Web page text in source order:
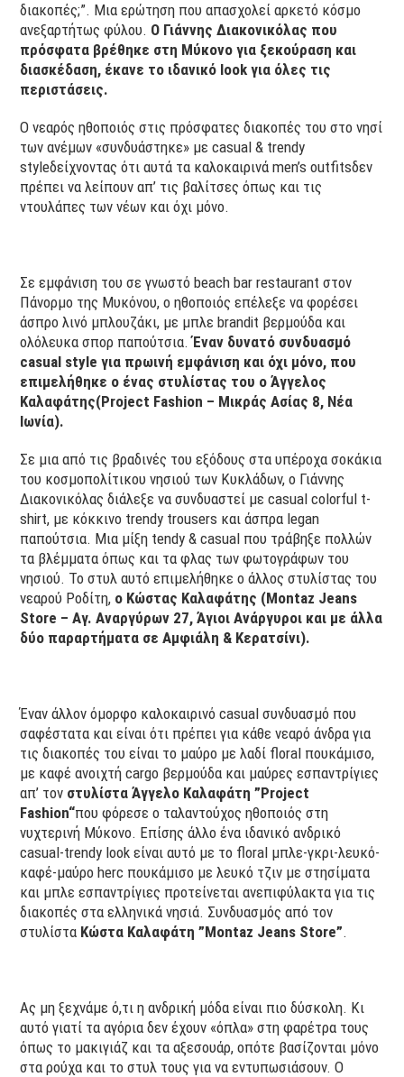
διακοπές;”. Μια ερώτηση που απασχολεί αρκετό κόσμο
ανεξαρτήτως φύλου. Ο Γιάννης Διακονικόλας που
πρόσφατα βρέθηκε στη Μύκονο για ξεκούραση και
διασκέδαση, έκανε το ιδανικό look για όλες τις
περιστάσεις.
Ο νεαρός ηθοποιός στις πρόσφατες διακοπές του στο νησί
των ανέμων «συνδυάστηκε» με casual & trendy
styleδείχνοντας ότι αυτά τα καλοκαιρινά men’s outfitsδεν
πρέπει να λείπουν απ’ τις βαλίτσες όπως και τις
ντουλάπες των νέων και όχι μόνο.
Σε εμφάνιση του σε γνωστό beach bar restaurant στον
Πάνορμο της Μυκόνου, ο ηθοποιός επέλεξε να φορέσει
άσπρο λινό μπλουζάκι, με μπλε brandit βερμούδα και
ολόλευκα σπορ παπούτσια.Έναν δυνατό συνδυασμό
casual style για πρωινή εμφάνιση και όχι μόνο, που
επιμελήθηκε ο ένας στυλίστας του ο Άγγελος
Καλαφάτης(Project Fashion – Μικράς Ασίας 8, Νέα
Ιωνία).
Σε μια από τις βραδινές του εξόδους στα υπέροχα σοκάκια
του κοσμοπολίτικου νησιού των Κυκλάδων, ο Γιάννης
Διακονικόλας διάλεξε να συνδυαστεί με casual colorful t-
shirt, με κόκκινο trendy trousers και άσπρα legan
παπούτσια. Μια μίξη tendy & casual που τράβηξε πολλών
τα βλέμματα όπως και τα φλας των φωτογράφων του
νησιού. Το στυλ αυτό επιμελήθηκε ο άλλος στυλίστας του
νεαρού Ροδίτη, ο Κώστας Καλαφάτης (Montaz Jeans
Store – Αγ. Αναργύρων 27, Άγιοι Ανάργυροι και με άλλα
δύο παραρτήματα σε Αμφιάλη & Κερατσίνι).
Έναν άλλον όμορφο καλοκαιρινό casual συνδυασμό που
σαφέστατα και είναι ότι πρέπει για κάθε νεαρό άνδρα για
τις διακοπές του είναι το μαύρο με λαδί floral πουκάμισο,
με καφέ ανοιχτή cargo βερμούδα και μαύρες εσπαντρίγιες
απ’ τον στυλίστα Άγγελο Καλαφάτη ”Project
Fashion“που φόρεσε ο ταλαντούχος ηθοποιός στη
νυχτερινή Μύκονο. Επίσης άλλο ένα ιδανικό ανδρικό
casual-trendy look είναι αυτό με το floral μπλε-γκρι-λευκό-
καφέ-μαύρο herc πουκάμισο με λευκό τζιν με στησίματα
και μπλε εσπαντρίγιες προτείνεται ανεπιφύλακτα για τις
διακοπές στα ελληνικά νησιά. Συνδυασμός από τον
στυλίστα Κώστα Καλαφάτη ”Montaz Jeans Store”.
Ας μη ξεχνάμε ό,τι η ανδρική μόδα είναι πιο δύσκολη. Κι
αυτό γιατί τα αγόρια δεν έχουν «όπλα» στη φαρέτρα τους
όπως το μακιγιάζ και τα αξεσουάρ, οπότε βασίζονται μόνο
στα ρούχα και το στυλ τους για να εντυπωσιάσουν. Ο